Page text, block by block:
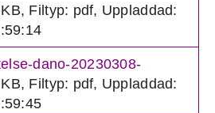
, Filtyp: pdf, Uppladdad:
dano-20230308-
, Filtyp: pdf, Uppladdad: